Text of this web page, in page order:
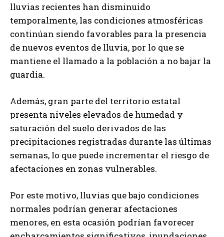
lluvias recientes han disminuido
temporalmente, las condiciones atmosféricas
continúan siendo favorables para la presencia
de nuevos eventos de lluvia, por lo que se
mantiene el llamado a la población a no bajar la
guardia.
Además, gran parte del territorio estatal
presenta niveles elevados de humedad y
saturación del suelo derivados de las
precipitaciones registradas durante las últimas
semanas, lo que puede incrementar el riesgo de
afectaciones en zonas vulnerables.
Por este motivo, lluvias que bajo condiciones
normales podrían generar afectaciones
menores, en esta ocasión podrían favorecer